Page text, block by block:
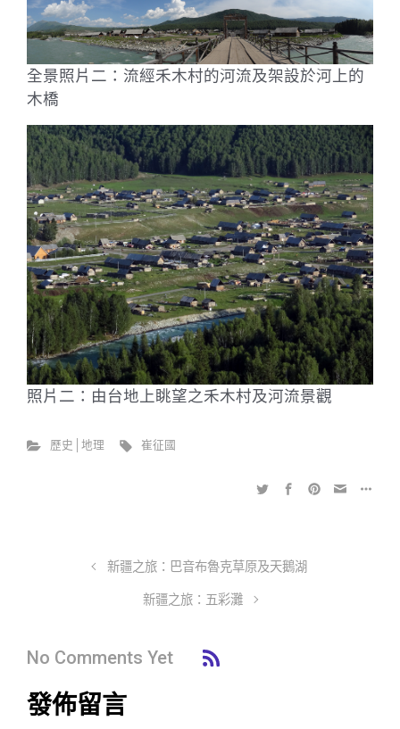
全景照片二：流經禾木村的河流及架設於河上的
木橋
照片二：由台地上眺望之禾木村及河流景觀
歷史│地理 崔征國
新疆之旅：巴音布魯克草原及天鵝湖
新疆之旅：五彩灘
No Comments Yet
發佈留言